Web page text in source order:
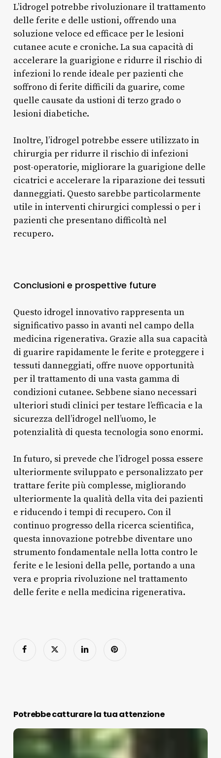
L’idrogel potrebbe rivoluzionare il trattamento
delle ferite e delle ustioni, offrendo una
soluzione veloce ed efficace per le lesioni
cutanee acute e croniche. La sua capacità di
accelerare la guarigione e ridurre il rischio di
infezioni lo rende ideale per pazienti che
soffrono di ferite difficili da guarire, come
quelle causate da ustioni di terzo grado o
lesioni diabetiche.
Inoltre, l’idrogel potrebbe essere utilizzato in
chirurgia per ridurre il rischio di infezioni
post-operatorie, migliorare la guarigione delle
cicatrici e accelerare la riparazione dei tessuti
danneggiati. Questo sarebbe particolarmente
utile in interventi chirurgici complessi o per i
pazienti che presentano difficoltà nel
recupero.
Conclusioni e prospettive future
Questo idrogel innovativo rappresenta un
significativo passo in avanti nel campo della
medicina rigenerativa. Grazie alla sua capacità
di guarire rapidamente le ferite e proteggere i
tessuti danneggiati, offre nuove opportunità
per il trattamento di una vasta gamma di
condizioni cutanee. Sebbene siano necessari
ulteriori studi clinici per testare l’efficacia e la
sicurezza dell’idrogel nell’uomo, le
potenzialità di questa tecnologia sono enormi.
In futuro, si prevede che l’idrogel possa essere
ulteriormente sviluppato e personalizzato per
trattare ferite più complesse, migliorando
ulteriormente la qualità della vita dei pazienti
e riducendo i tempi di recupero. Con il
continuo progresso della ricerca scientifica,
questa innovazione potrebbe diventare uno
strumento fondamentale nella lotta contro le
ferite e le lesioni della pelle, portando a una
vera e propria rivoluzione nel trattamento
delle ferite e nella medicina rigenerativa.
Potrebbe catturare la tua attenzione